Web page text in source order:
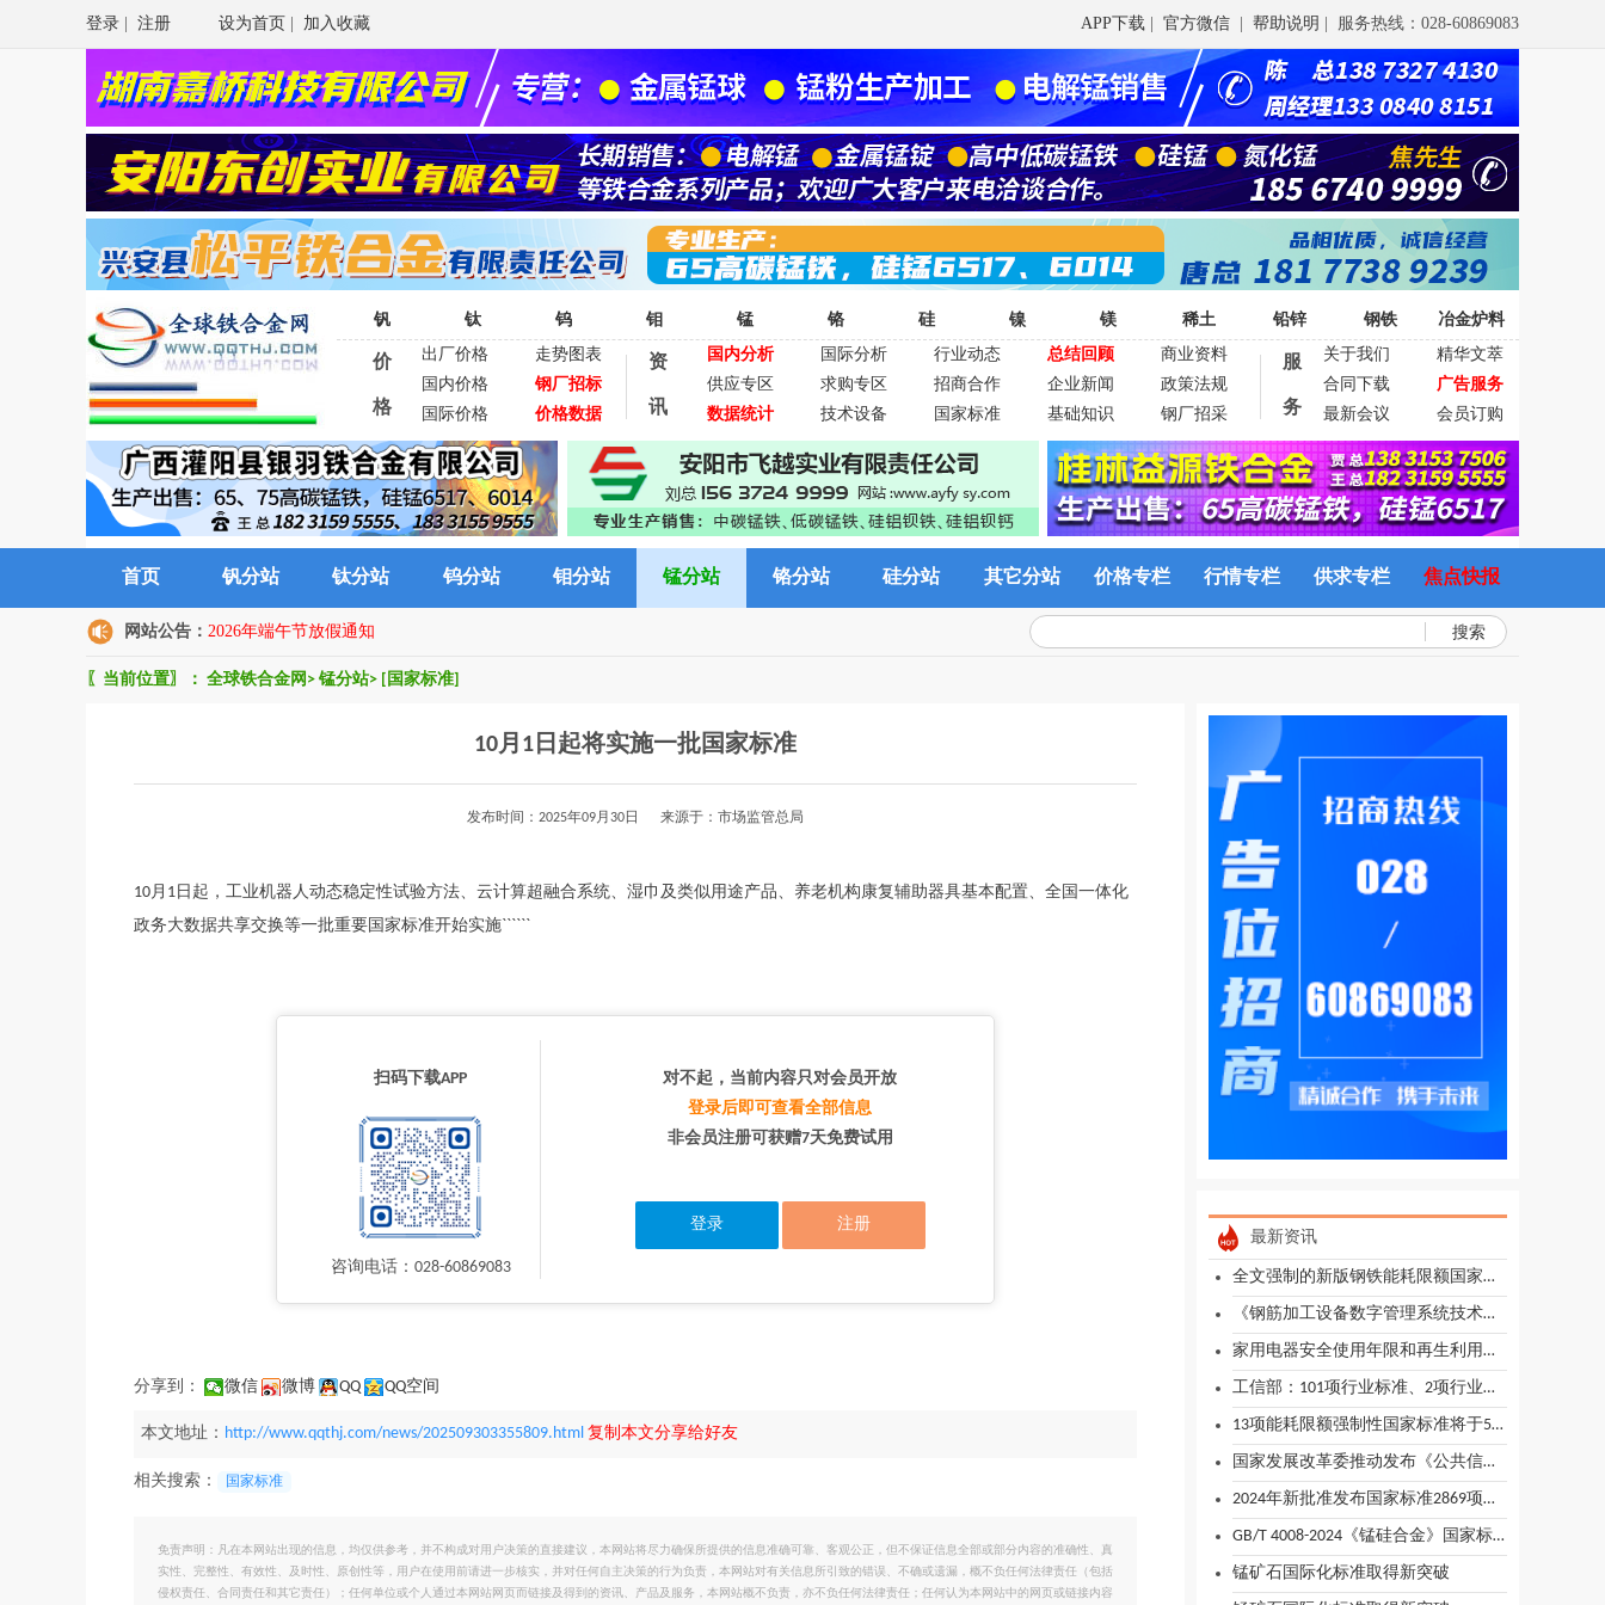
登录 注册 设为首页 加入收藏 APP下载 官方微信 帮助说明 | 服务热线：028-60869083
钒 钛 钨 钼 锰 铬 硅 镍 镁 稀土 铅锌 钢铁 冶金炉料
价
格
出厂价格
走势图表
国内价格
钢厂招标
国际价格
价格数据
资
讯
国内分析 国际分析 行业动态 总结回顾
商业资料
供应专区
求购专区 招商合作 企业新闻
政策法规
数据统计
技术设备 国家标准 基础知识 钢厂招采
服
务
关于我们
精华文萃
合同下载
广告服务
最新会议
会员订购
首页 钒分站 钛分站 钨分站 钼分站 锰分站 铬分站 硅分站 其它分站 价格专栏 行情专栏 供求专栏 焦点快报
网站公告： 2026年端午节放假通知 搜索
〖当前位置〗： 全球铁合金网 > 锰分站> [国家标准]
10月1日起将实施一批国家标准
发布时间：2025年09月30日 来源于：市场监管总局
10月1日起，工业机器人动态稳定性试验方法、云计算超融合系统、湿巾及类似用途产品、养老机构康复辅助器具基本配置、全国一体化
政务大数据共享交换等一批重要国家标准开始实施``````
扫码下载APP
咨询电话：028-60869083
对不起，当前内容只对会员开放
登录后即可查看全部信息
非会员注册可获赠7天免费试用
登录 注册
分享到： 微信 微博 QQ QQ空间
本文地址： http://www.qqthj.com/news/202509303355809.html 复制本文分享给好友
相关搜索： 国家标准
免责声明：凡在本网站出现的信息，均仅供参考，并不构成对用户决策的直接建议，本网站将尽力确保所提供的信息准确可靠、客观公正，但不保证信息全部或部分内容的准确性、真
实性、完整性、有效性、及时性、原创性等，用户在使用前请进一步核实，并对任何自主决策的行为负责，本网站对有关信息所引致的错误、不确或遗漏，概不负任何法律责任（包括
侵权责任、合同责任和其它责任）；任何单位或个人通过本网站网页而链接及得到的资讯、产品及服务，本网站概不负责，亦不负任何法律责任；任何认为本网站中的网页或链接内容
最新资讯
全文强制的新版钢铁能耗限额国家标准有何变化？
《钢筋加工设备数字管理系统技术要求》团体标准编制工作正式启动
家用电器安全使用年限和再生利用国家标准修订发布
工信部：101项行业标准、2项行业标准外文版及1项行业标准修改单报批公示
13项能耗限额强制性国家标准将于5月1日起实施
国家发展改革委推动发布《公共信用综合评价规范》国家标准
2024年新批准发布国家标准2869项，同比增长35%
GB/T 4008-2024《锰硅合金》国家标准2025年1月1日开始实施
锰矿石国际化标准取得新突破